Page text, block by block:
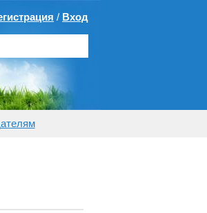
/ Вход